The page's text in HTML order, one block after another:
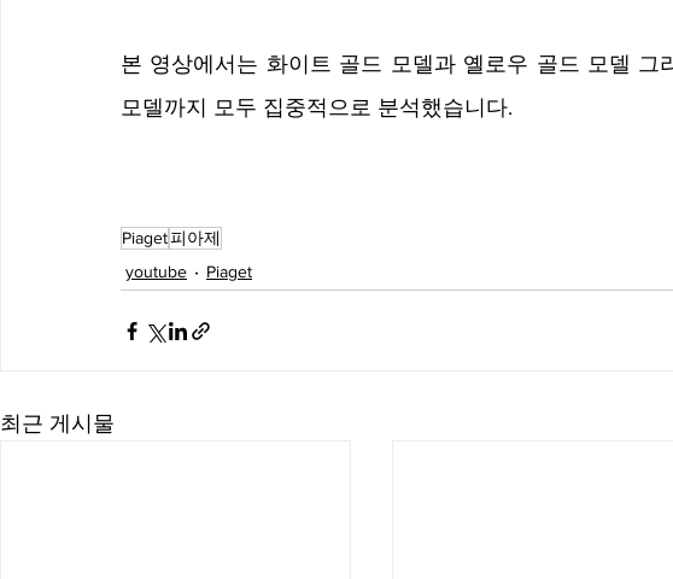
본 영상에서는 화이트 골드 모델과 옐로우 골드 모델
모델까지 모두 집중적으로 분석했습니다.
Piaget피아제
youtube
Piaget
최근 게시물